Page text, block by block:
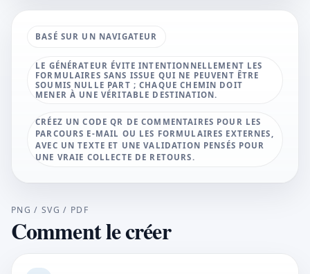
BASÉ SUR UN NAVIGATEUR
LE GÉNÉRATEUR ÉVITE INTENTIONNELLEMENT LES
FORMULAIRES SANS ISSUE QUI NE PEUVENT ÊTRE
SOUMIS NULLE PART ; CHAQUE CHEMIN DOIT
MENER À UNE VÉRITABLE DESTINATION.
CRÉEZ UN CODE QR DE COMMENTAIRES POUR LES
PARCOURS E-MAIL OU LES FORMULAIRES EXTERNES,
AVEC UN TEXTE ET UNE VALIDATION PENSÉS POUR
UNE VRAIE COLLECTE DE RETOURS.
PNG / SVG / PDF
Comment le créer